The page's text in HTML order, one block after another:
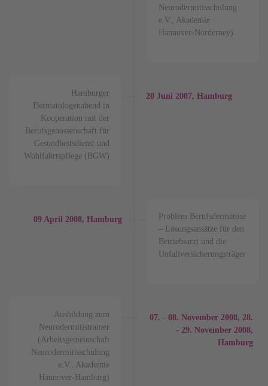
Neurodermitisschulung
e.V., Akademie
Hannover-Norderney)
20 Juni 2007, Hamburg
Hamburger
Dermatologenabend in
Kooperation mit der
Berufsgenossenschaft für
Gesundheitsdienst und
Wohlfahrtspflege (BGW)
09 April 2008, Hamburg
Problem Berufsdermatose
– Lösungsansätze für den
Betriebsarzt und die
Unfallversicherungsträger
07. - 08. November 2008, 28.
- 29. November 2008,
Hamburg
Ausbildung zum
Neurodermitistrainer
(Arbeitsgemeinschaft
Neurodermitisschulung
e.V., Akademie
Hannover-Hamburg)